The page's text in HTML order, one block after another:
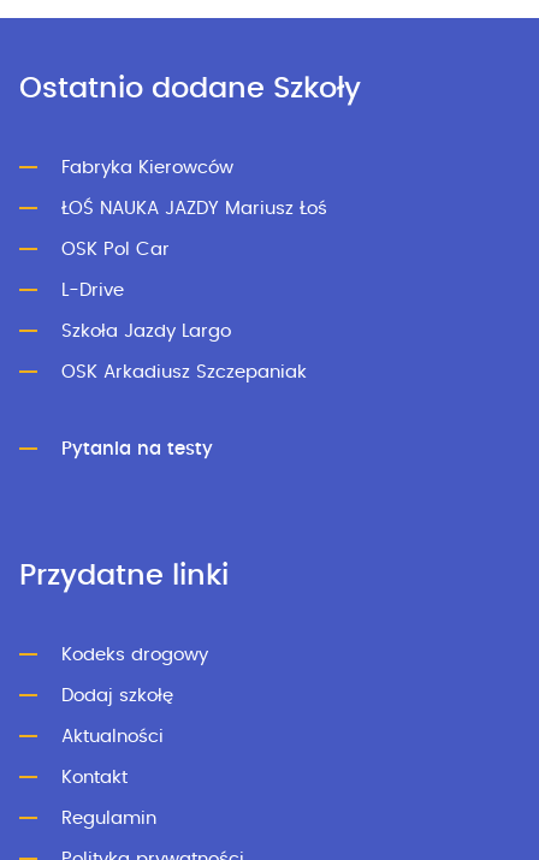
Ostatnio dodane Szkoły
Fabryka Kierowców
ŁOŚ NAUKA JAZDY Mariusz Łoś
OSK Pol Car
L-Drive
Szkoła Jazdy Largo
OSK Arkadiusz Szczepaniak
Pytania na testy
Przydatne linki
Kodeks drogowy
Dodaj szkołę
Aktualności
Kontakt
Regulamin